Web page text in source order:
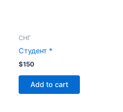
СНГ
Студент *
$150
Add to cart